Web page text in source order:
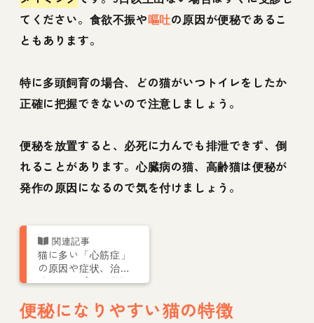
てください。食欲不振や嘔吐の原因が便秘であるこ
ともあります。
特に多頭飼育の場合、どの猫がいつトイレをしたか
正確に把握できないので注意しましょう。
便秘を放置すると、必死に力んでも排泄できず、倒
れることがあります。心臓病の猫、高齢猫は便秘が
発作の原因になるので気を付けましょう。
猫に多い「心筋症」
の原因や症状、治療
法や予後【循環器認
便秘になりやすい猫の特徴